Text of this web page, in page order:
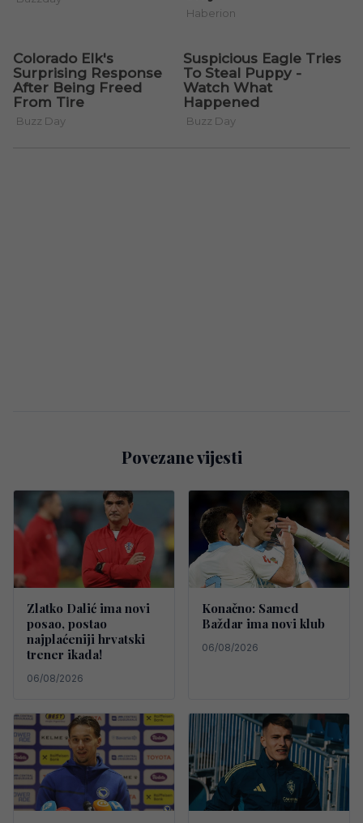
Povezane vijesti
Zlatko Dalić ima novi
posao, postao
najplaćeniji hrvatski
trener ikada!
06/08/2026
Konačno: Samed
Baždar ima novi klub
06/08/2026